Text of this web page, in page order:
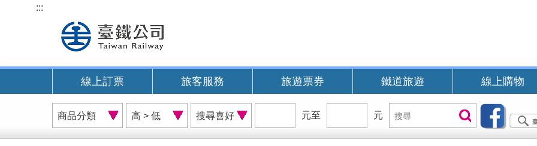
內
:::
線上訂票 旅客服務 旅遊票券 鐵道旅遊 線上購物
商
品
分
價
格
排
搜
尋
喜
位
元至
位
元
搜
尋
搜尋